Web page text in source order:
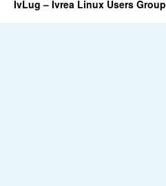
IvLug – Ivrea Linux Users Group